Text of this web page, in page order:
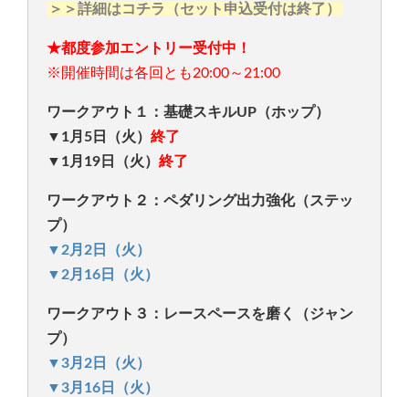
＞＞詳細はコチラ（セット申込受付は終了）
★都度参加エントリー受付中！
※開催時間は各回とも20:00～21:00
ワークアウト１：基礎スキルUP（ホップ）
▼1月5日（火） 終了
▼1月19日（火） 終了
ワークアウト２：ペダリング出力強化（ステッ
プ）
▼2月2日（火）
▼2月16日（火）
ワークアウト３：レースペースを磨く（ジャン
プ）
▼3月2日（火）
▼3月16日（火）